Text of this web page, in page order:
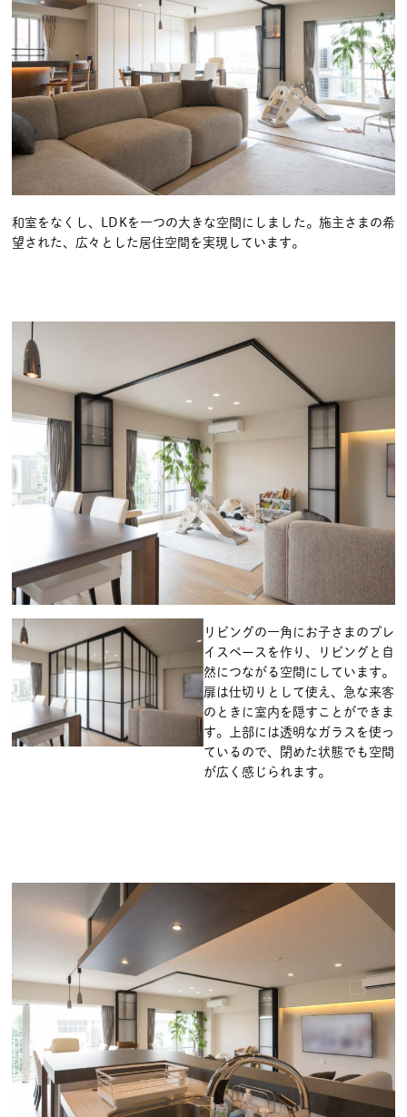
和室をなくし、LDKを一つの大きな空間にしました。施主さまの希
望された、広々とした居住空間を実現しています。
リビングの一角にお子さまのプレ
イスペースを作り、リビングと自
然につながる空間にしています。
扉は仕切りとして使え、急な来客
のときに室内を隠すことができま
す。上部には透明なガラスを使っ
ているので、閉めた状態でも空間
が広く感じられます。